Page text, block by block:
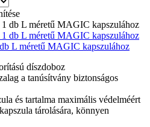
L méretű MAGIC kapszulához
díszdoboz
a tanúsítvány biztonságos
és tartalma maximális védelméért
tárolására, könnyen